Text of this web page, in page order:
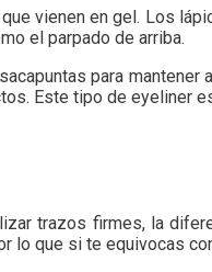
vienen en gel. Los
el parpado de arriba.
para
Este tipo de eyeliner
trazos firmes, la
lo que si te equivocas